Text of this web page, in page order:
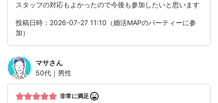
スタッフの対応もよかったので今後も参加したいと思います
投稿日時：2026-07-27 11:10（婚活MAPのパーティーに参
加）
マサさん
50代｜男性
非常に満足